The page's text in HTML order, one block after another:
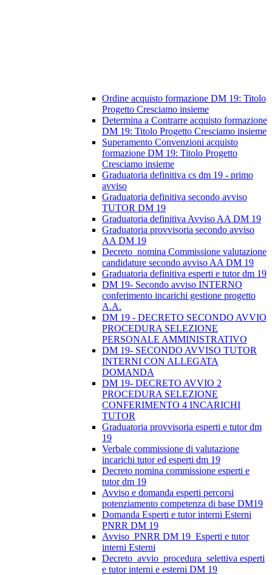
Ordine acquisto formazione DM 19: Titolo
Progetto Cresciamo insieme
Determina a Contrarre acquisto formazione
DM 19: Titolo Progetto Cresciamo insieme
Superamento Convenzioni acquisto
formazione DM 19: Titolo Progetto
Cresciamo insieme
Graduatoria definitiva cs dm 19 - primo
avviso
Graduatoria definitiva secondo avviso
TUTOR DM 19
Graduatoria definitiva Avviso AA DM 19
Graduatoria provvisoria secondo avviso
AA DM 19
Decreto_nomina Commissione valutazione
candidature secondo avviso AA DM 19
Graduatoria definitiva esperti e tutor dm 19
DM 19- Secondo avviso INTERNO
conferimento incarichi gestione progetto
A.A.
DM 19 - DECRETO SECONDO AVVIO
PROCEDURA SELEZIONE
PERSONALE AMMINISTRATIVO
DM 19- SECONDO AVVISO TUTOR
INTERNI CON ALLEGATA
DOMANDA
DM 19- DECRETO AVVIO 2
PROCEDURA SELEZIONE
CONFERIMENTO 4 INCARICHI
TUTOR
Graduatoria provvisoria esperti e tutor dm
19
Verbale commissione di valutazione
incarichi tutor ed esperti dm 19
Decreto nomina commissione esperti e
tutor dm 19
Avviso e domanda esperti percorsi
potenziamento competenza di base DM19
Domanda Esperti e tutor interni Esterni
PNRR DM 19
Avviso_PNRR DM 19_Esperti e tutor
interni Esterni
Decreto_avvio_procedura_selettiva esperti
e tutor interni e esterni DM 19